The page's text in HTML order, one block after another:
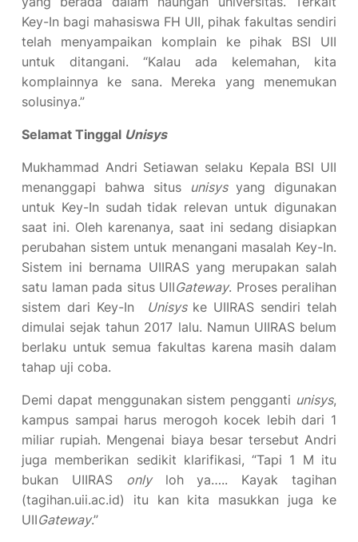
Key-In bagi mahasiswa FH UII, pihak fakultas sendiri
telah menyampaikan komplain ke pihak BSI UII
untuk ditangani. “Kalau ada kelemahan, kita
komplainnya ke sana. Mereka yang menemukan
solusinya.”
Selamat Tinggal Unisys
Mukhammad Andri Setiawan selaku Kepala BSI UII
menanggapi bahwa situs unisys yang digunakan
untuk Key-In sudah tidak relevan untuk digunakan
saat ini. Oleh karenanya, saat ini sedang disiapkan
perubahan sistem untuk menangani masalah Key-In.
Sistem ini bernama UIIRAS yang merupakan salah
satu laman pada situs UIIGateway. Proses peralihan
sistem dari Key-In Unisys ke UIIRAS sendiri telah
dimulai sejak tahun 2017 lalu. Namun UIIRAS belum
berlaku untuk semua fakultas karena masih dalam
tahap uji coba.
Demi dapat menggunakan sistem pengganti unisys,
kampus sampai harus merogoh kocek lebih dari 1
miliar rupiah. Mengenai biaya besar tersebut Andri
juga memberikan sedikit klarifikasi, “Tapi 1 M itu
bukan UIIRAS onlyloh ya….. Kayak tagihan
(tagihan.uii.ac.id) itu kan kita masukkan juga ke
UIIGateway.”